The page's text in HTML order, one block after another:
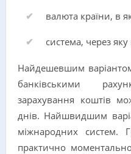
валюта країни, в
система, через
Найдешевшим
банківськими
зарахування коштів
днів. Найшвидшим
міжнародних систем.
практично